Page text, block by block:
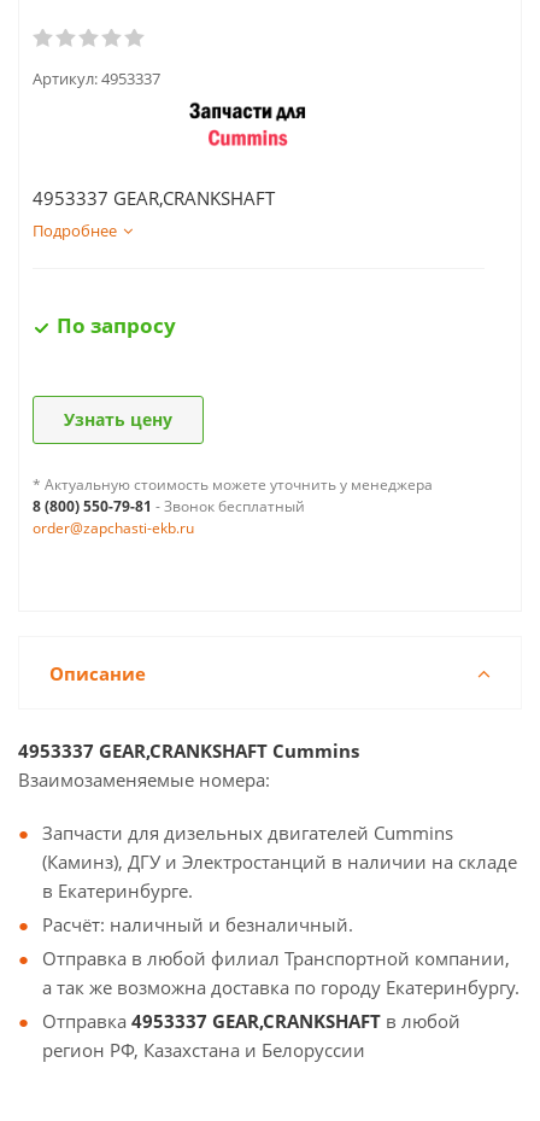
Артикул:4953337
4953337 GEAR,CRANKSHAFT
Подробнее
По запросу
Узнать цену
* Актуальную стоимость можете уточнить у менеджера
8 (800) 550-79-81 - Звонок бесплатный
order@zapchasti-ekb.ru
Описание
4953337 GEAR,CRANKSHAFT Cummins
Взаимозаменяемые номера:
Запчасти для дизельных двигателей Cummins
(Каминз), ДГУ и Электростанций в наличии на складе
в Екатеринбурге.
Расчёт: наличный и безналичный.
Отправка в любой филиал Транспортной компании,
а так же возможна доставка по городу Екатеринбургу.
Отправка 4953337 GEAR,CRANKSHAFT в любой
регион РФ, Казахстана и Белоруссии